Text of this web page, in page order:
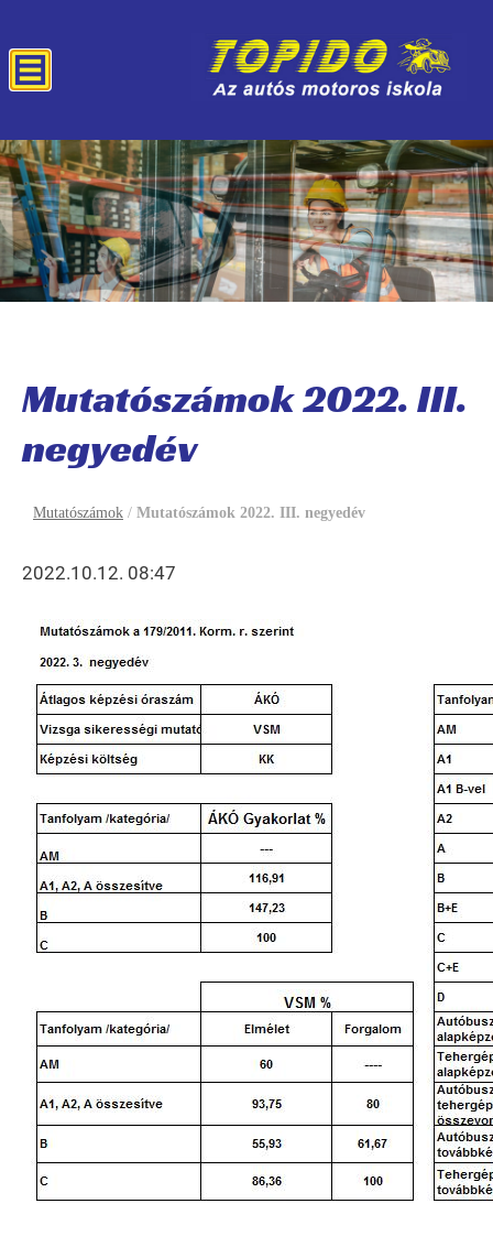
Mutatószámok 2022. III.
negyedév
Mutatószámok / Mutatószámok 2022. III. negyedév
2022.10.12. 08:47